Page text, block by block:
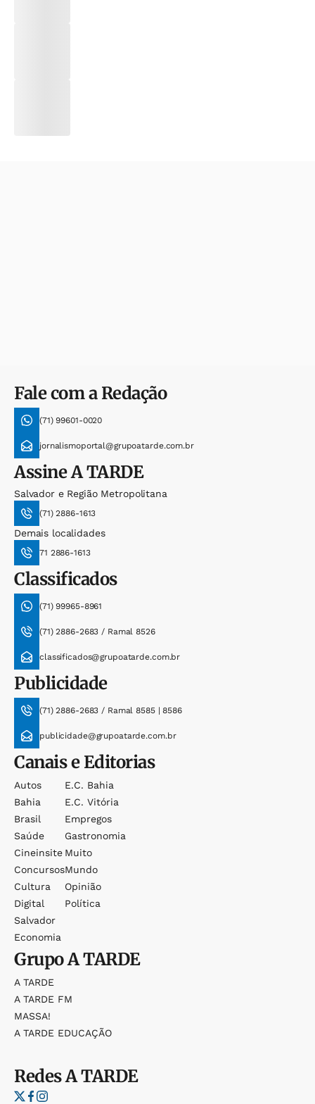
Fale com a Redação
(71) 99601-0020
jornalismoportal@grupoatarde.com.br
AssineA TARDE
Salvador e Região Metropolitana
(71) 2886-1613
Demais localidades
71 2886-1613
Classificados
(71) 99965-8961
(71) 2886-2683 / Ramal 8526
classificados@grupoatarde.com.br
Publicidade
(71) 2886-2683 / Ramal 8585 | 8586
publicidade@grupoatarde.com.br
Canais e Editorias
Autos
Bahia
Brasil
Saúde
Cineinsite
Concursos
Cultura
Digital
Salvador
Economia
E.c. Bahia
E.c. Vitória
Empregos
Gastronomia
Muito
Mundo
Opinião
Política
GrupoA TARDE
A TARDE
A TARDE FM
MASSA!
A TARDE EDUCAÇÃO
RedesA TARDE